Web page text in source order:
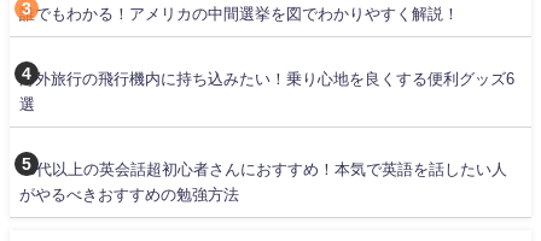
誰でもわかる！アメリカの中間選挙を図でわかりやすく解説！
海外旅行の飛行機内に持ち込みたい！乗り心地を良くする便利グッズ6
選
30代以上の英会話超初心者さんにおすすめ！本気で英語を話したい人
がやるべきおすすめの勉強方法